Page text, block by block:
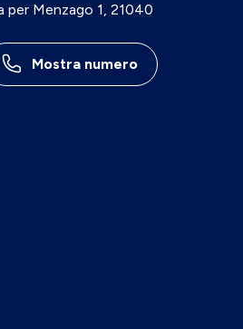
per Menzago 1, 21040
Mostra numero